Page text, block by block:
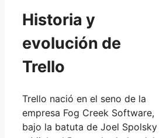
Historia y
evolución de
Trello
Trello nació en el seno de la
empresa Fog Creek Software,
bajo la batuta de Joel Spolsky